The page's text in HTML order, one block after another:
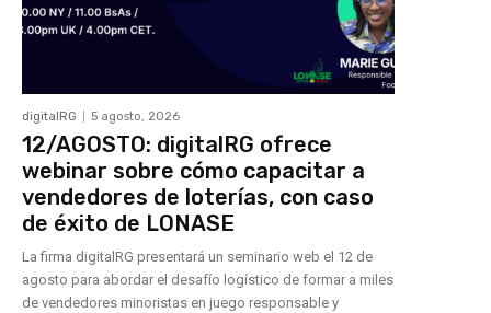
digitalRG 5 agosto, 2026
12/AGOSTO: digitalRG ofrece
webinar sobre cómo capacitar a
vendedores de loterías, con caso
de éxito de LONASE
La firma digitalRG presentará un seminario web el 12 de
agosto para abordar el desafío logístico de formar a miles
de vendedores minoristas en juego responsable y